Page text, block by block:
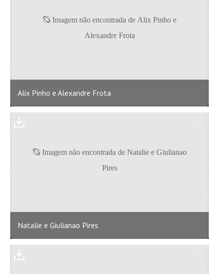
Alix Pinho e Alexandre Frota
Natalie e Giulianao Pires